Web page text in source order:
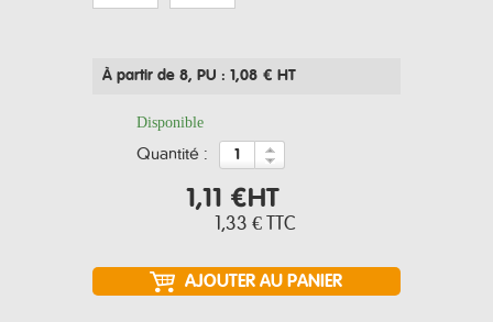
À partir de 8, PU : 1,08 € HT
Disponible
quantité :
1,11 €HT
1,33 € TTC